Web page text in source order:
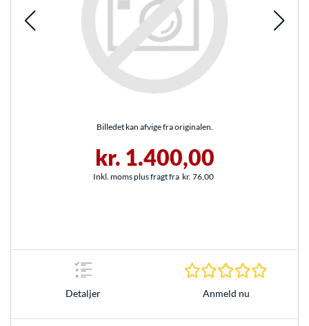
Billedet kan afvige fra originalen.
kr. 1.400,00
Inkl. moms plus fragt fra kr. 76,00
Detaljer Anmeld nu